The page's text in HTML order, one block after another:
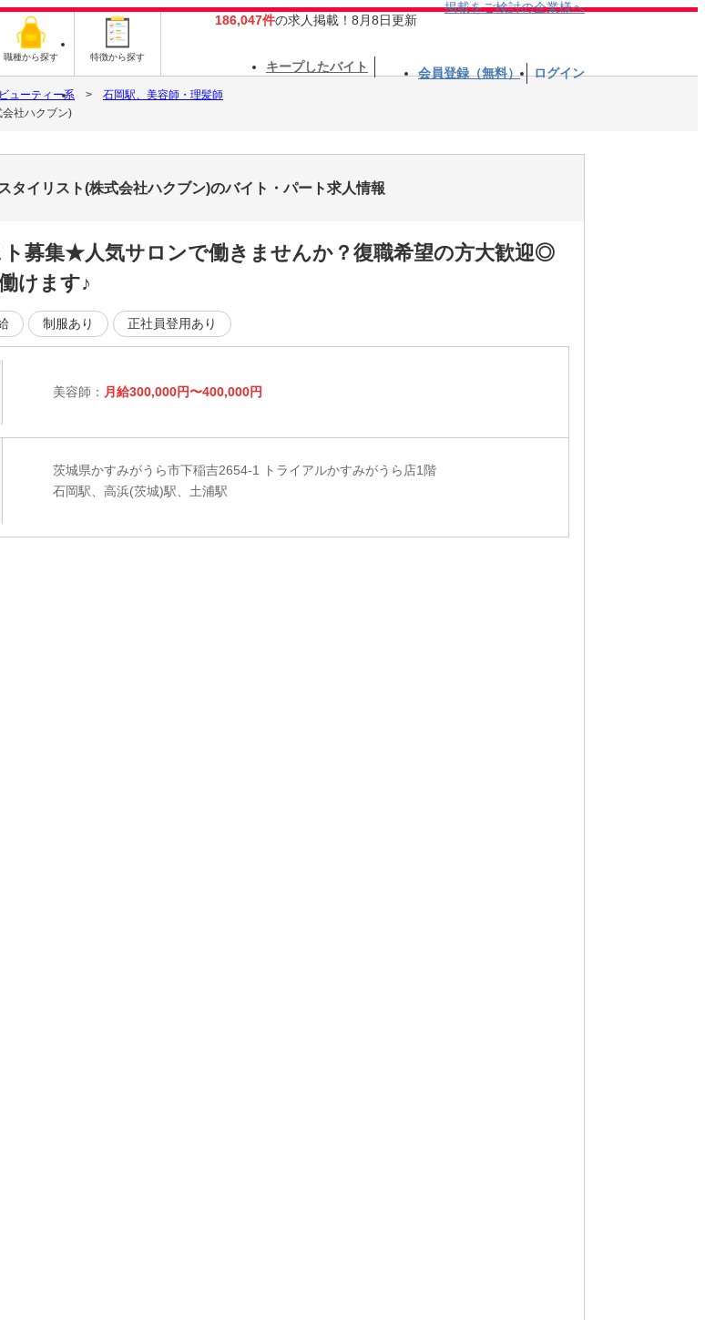
職種から探す 特徴から探す
186,047件の求人掲載！8月8日更新
掲載をご検討の企業様へ
キープしたバイト 会員登録（無料） ログイン
ューティー系
石岡駅、美容師・理髪師
社ハクブン)
イリスト(株式会社ハクブン)のバイト・パート求人情報
募集★人気サロンで働きませんか？復職希望の方大歓迎◎
けます♪
制服あり 正社員登用あり
美容師： 月給300,000円〜400,000円
茨城県かすみがうら市下稲吉2654-1 トライアルかすみがうら店1階
石岡駅、高浜(茨城)駅、土浦駅